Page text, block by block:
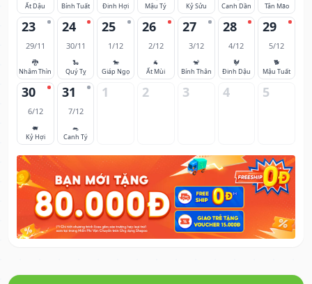
Ất Dậu
Bính Tuất
Đinh Hợi
Mậu Tý
Kỷ Sửu
Canh Dần
Tân Mão
23
29/11
🐉
Nhâm Thìn
24
30/11
🐍
Quý Tỵ
25
1/12
🐎
Giáp Ngọ
26
2/12
🐐
Ất Mùi
27
3/12
🐒
Bính Thân
28
4/12
🐓
Đinh Dậu
29
5/12
🐕
Mậu Tuất
30
6/12
🐖
Kỷ Hợi
31
7/12
🐀
Canh Tý
1 2 3 4 5